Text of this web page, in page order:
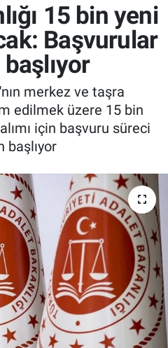
15 bin yeni
Başvurular
merkez ve taşra
edilmek üzere 15 bin
için başvuru süreci
başlıyor